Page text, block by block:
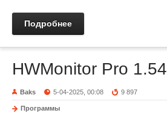
Подробнее
HWMonitor Pro 1.54
Baks 5-04-2025, 00:08 9 897
Программы